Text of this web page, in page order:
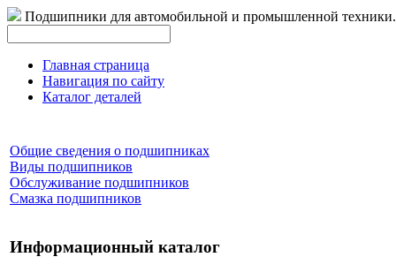
Подшипники для автомобильной и промышленной техники.
Главная страница
Навигация по сайту
Каталог деталей
Общие сведения о подшипниках
Виды подшипников
Обслуживание подшипников
Смазка подшипников
Информационный каталог